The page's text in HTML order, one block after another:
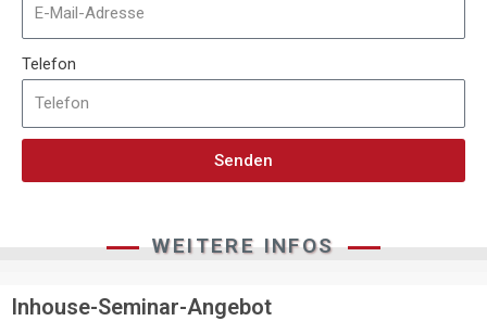
Telefon
Senden
WEITERE INFOS
Inhouse-Seminar-Angebot